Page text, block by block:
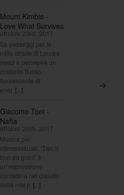
>
Mount Kimbie -
Love What Survives
ottobre 23rd, 2017
Se passeggi per le
mille strade di Londra
riesci a percepire un
costante flusso
fluorescente di
ener [...]
Giacomo Toni -
Nafta
ottobre 20th, 2017
Musica per
eterosessuali. “Tan ci
bon da gnint” è
un’espressione
contadina nel dialetto
delle mie p [...]